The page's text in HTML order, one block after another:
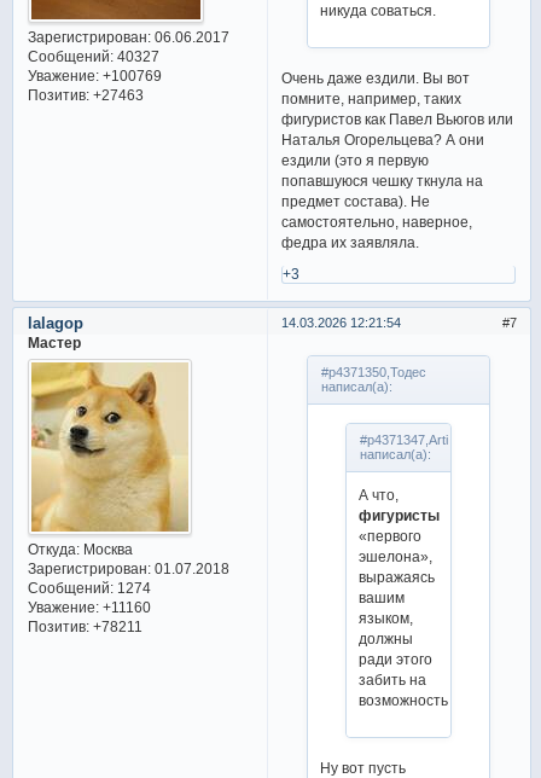
Зарегистрирован: 06.06.2017
Сообщений:40327
Уважение: +100769
Позитив: +27463
никуда соваться.
Очень даже ездили. Вы вот
помните, например, таких
фигуристов как Павел Вьюгов или
Наталья Огорельцева? А они
ездили (это я первую
попавшуюся чешку ткнула на
предмет состава). Не
самостоятельно, наверное,
федра их заявляла.
+3
7
14.03.2026 12:21:54
lalagop
Мастер
Откуда:Москва
Зарегистрирован: 01.07.2018
Сообщений:1274
Уважение: +11160
Позитив: +78211
#p4371350,Тодес
написал(а):
#p4371347,Arti
написал(а):
А что,
фигуристы
«первого
эшелона»,
выражаясь
вашим
языком,
должны
ради этого
забить на
возможность
Ну вот пусть